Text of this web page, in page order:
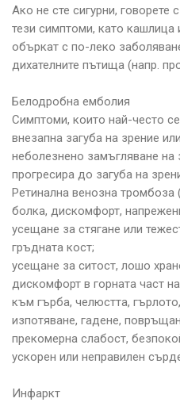
Ако не сте сигурни, говорете
тези симптоми, като кашлица
объркат с по-леко
дихателните пътища (напр.
Белодробна емболия
Симптоми, които най-често
внезапна загуба на зрение или
неболезнено замъгляване
прогресира до загуба на
Ретинална венозна
болка, дискомфорт,
усещане за стягане или
гръдната кост;
усещане за ситост, лошо
дискомфорт в горната част
към гърба, челюстта,
изпотяване, гадене,
прекомерна слабост,
ускорен или неправилен
Инфаркт